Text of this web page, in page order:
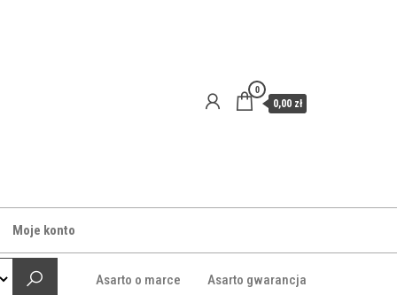
0
0,00 zł
Moje konto
Asarto o marce Asarto gwarancja